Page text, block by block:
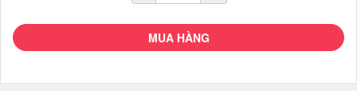
MUA HÀNG